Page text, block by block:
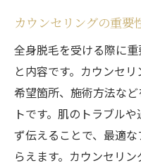
カウンセリングの重要
全身脱毛を受ける際に
と内容です。カウンセ
希望箇所、施術方法な
トです。肌のトラブル
ず伝えることで、最適
らえます。カウンセリン